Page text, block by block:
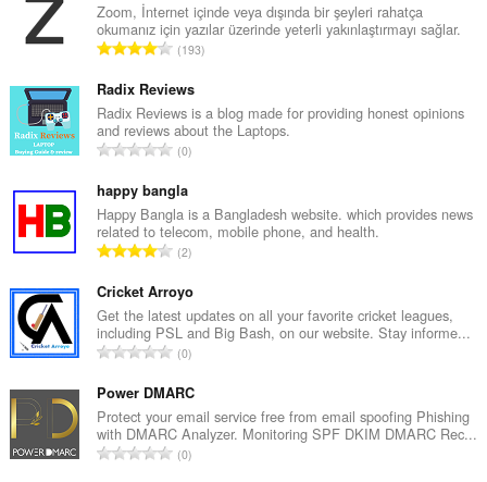
Zoom, İnternet içinde veya dışında bir şeyleri rahatça
okumanız için yazılar üzerinde yeterli yakınlaştırmayı sağlar.
T
p
l
a
m
y
s
a
y
ı
s
ı
:
193
Radix Reviews
Radix Reviews is a blog made for providing honest opinions
and reviews about the Laptops.
T
p
l
a
m
y
s
a
y
ı
s
ı
:
0
happy bangla
Happy Bangla is a Bangladesh website. which provides news
related to telecom, mobile phone, and health.
T
p
l
a
m
y
s
a
y
2
Cricket Arroyo
Get the latest updates on all your favorite cricket leagues,
including PSL and Big Bash, on our website. Stay informe...
T
p
l
a
m
0
Power DMARC
Protect your email service free from email spoofing Phishing
with DMARC Analyzer. Monitoring SPF DKIM DMARC Rec...
T0